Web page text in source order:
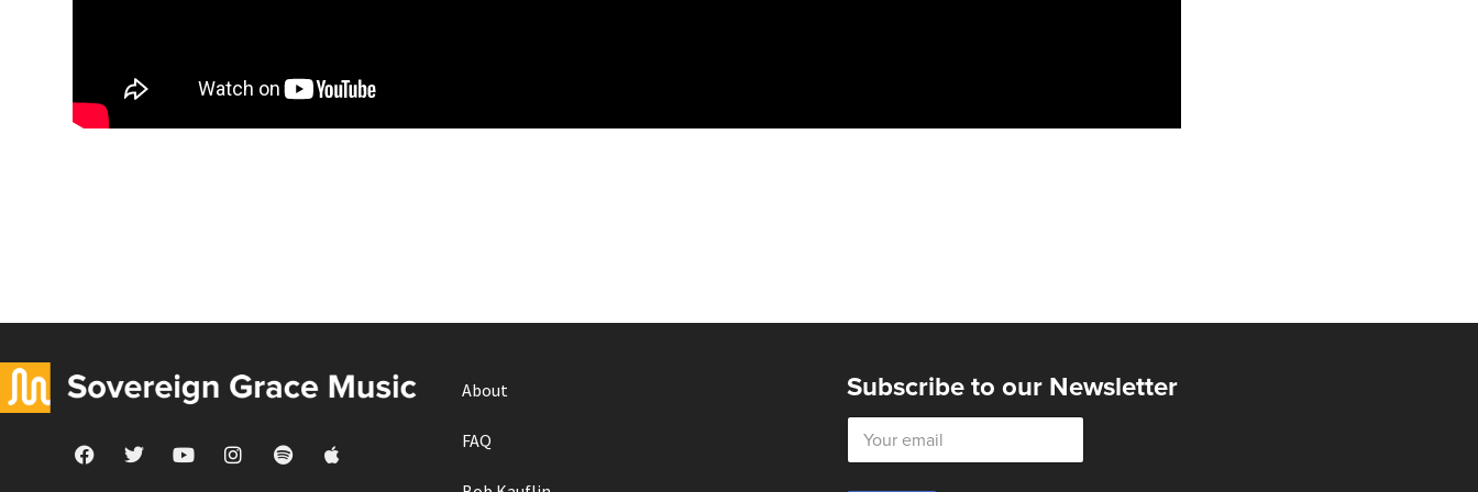
About
FAQ
Subscribe to our Newsletter
E
a